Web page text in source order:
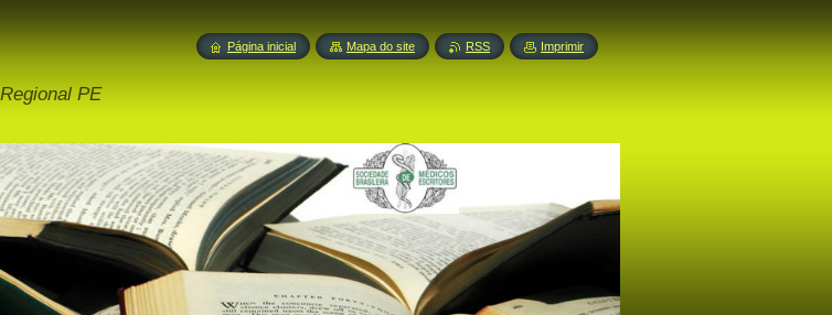
PE
Página inicial Mapa do site RSS Imprimir